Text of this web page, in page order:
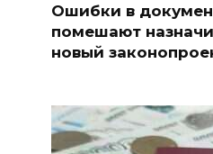
Ошибки в
помешают
новый